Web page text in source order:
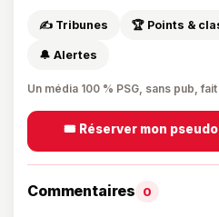
✍️ Tribunes 🏆 Points &
🔔 Alertes
Un média 100 % PSG, sans pub,
🎟️ Réserver mon pseudo
Commentaires 0